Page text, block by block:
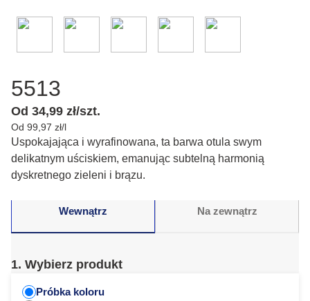
5513
Od 34,99 zł/szt.
Od 99,97 zł/l
Uspokajająca i wyrafinowana, ta barwa otula swym
delikatnym uściskiem, emanując subtelną harmonią
dyskretnego zieleni i brązu.
Wewnątrz Na zewnątrz
1. Wybierz produkt
Próbka koloru